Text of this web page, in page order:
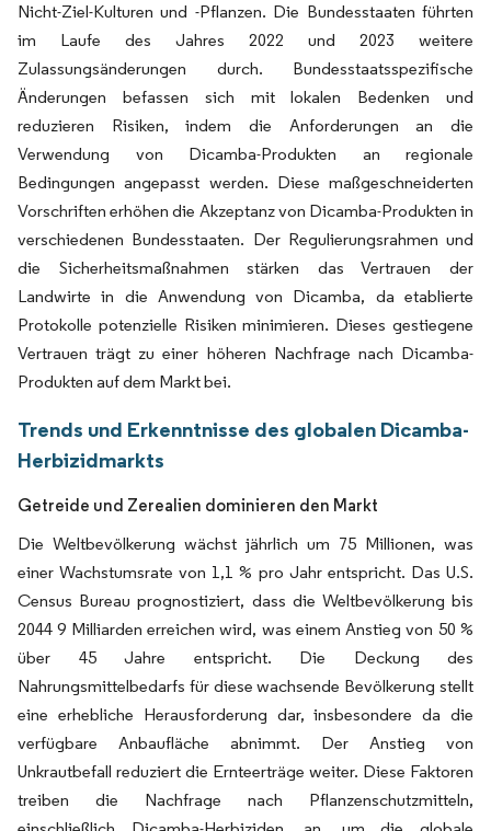
Nicht-Ziel-Kulturen und -Pflanzen. Die Bundesstaaten führten
im Laufe des Jahres 2022 und 2023 weitere
Zulassungsänderungen durch. Bundesstaatsspezifische
Änderungen befassen sich mit lokalen Bedenken und
reduzieren Risiken, indem die Anforderungen an die
Verwendung von Dicamba-Produkten an regionale
Bedingungen angepasst werden. Diese maßgeschneiderten
Vorschriften erhöhen die Akzeptanz von Dicamba-Produkten in
verschiedenen Bundesstaaten. Der Regulierungsrahmen und
die Sicherheitsmaßnahmen stärken das Vertrauen der
Landwirte in die Anwendung von Dicamba, da etablierte
Protokolle potenzielle Risiken minimieren. Dieses gestiegene
Vertrauen trägt zu einer höheren Nachfrage nach Dicamba-
Produkten auf dem Markt bei.
Trends und Erkenntnisse des globalen Dicamba-
Herbizidmarkts
Getreide und Zerealien dominieren den Markt
Die Weltbevölkerung wächst jährlich um 75 Millionen, was
einer Wachstumsrate von 1,1 % pro Jahr entspricht. Das U.S.
Census Bureau prognostiziert, dass die Weltbevölkerung bis
2044 9 Milliarden erreichen wird, was einem Anstieg von 50 %
über 45 Jahre entspricht. Die Deckung des
Nahrungsmittelbedarfs für diese wachsende Bevölkerung stellt
eine erhebliche Herausforderung dar, insbesondere da die
verfügbare Anbaufläche abnimmt. Der Anstieg von
Unkrautbefall reduziert die Ernteerträge weiter. Diese Faktoren
treiben die Nachfrage nach Pflanzenschutzmitteln,